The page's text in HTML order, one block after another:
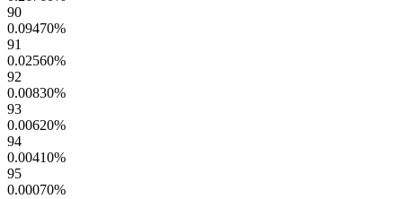
90
0.09470%
91
0.02560%
92
0.00830%
93
0.00620%
94
0.00410%
95
0.00070%